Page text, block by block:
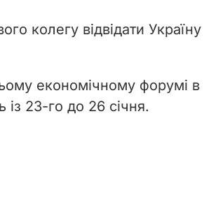
колегу відвідати Україну
економічному форумі в
23-го до 26 січня.